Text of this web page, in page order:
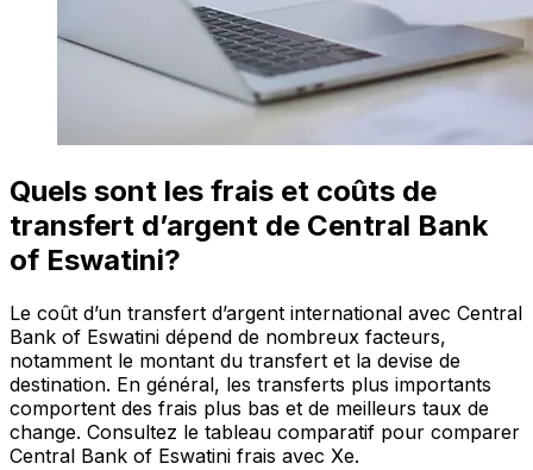
Quels sont les frais et coûts de
transfert d’argent de Central Bank
of Eswatini?
Le coût d’un transfert d’argent international avec Central
Bank of Eswatini dépend de nombreux facteurs,
notamment le montant du transfert et la devise de
destination. En général, les transferts plus importants
comportent des frais plus bas et de meilleurs taux de
change. Consultez le tableau comparatif pour comparer
Central Bank of Eswatini frais avec Xe.